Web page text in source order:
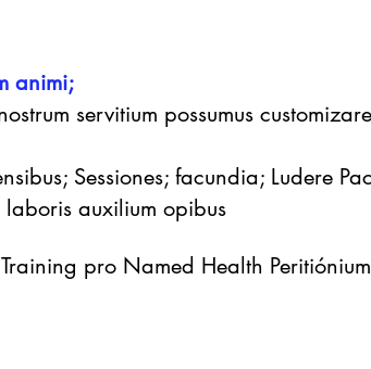
animi;
servitium possumus
Sessiones; facundia; Ludere
auxilium opibus
pro Named Health Peritiónium